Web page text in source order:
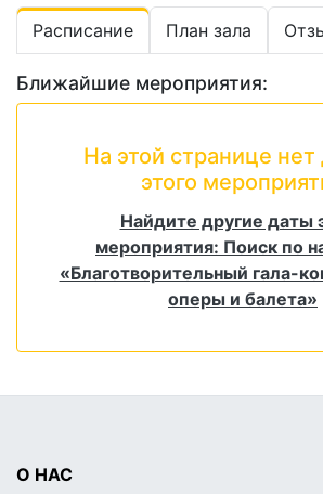
Расписание План зала
Ближайшие мероприятия:
На этой странице нет
этого
Найдите другие даты
мероприятия: Поиск по
«Благотворительный гала-
оперы и балета»
О НАС